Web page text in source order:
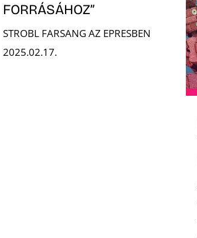
FORRÁSÁHOZ”
STROBL FARSANG AZ EPRESBEN
2025.02.17.